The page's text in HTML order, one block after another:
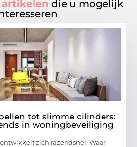
artikelen die u mogelijk
tot slimme cilinders:
in woningbeveiliging
zich razendsnel. Waar